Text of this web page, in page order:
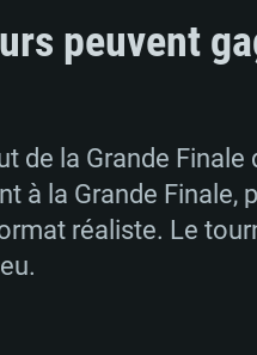
peuvent
de la Grande
à la Grande Finale,
réaliste. Le